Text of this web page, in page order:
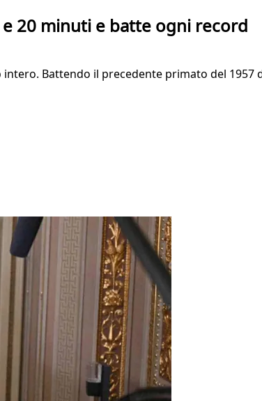
20 minuti e batte ogni record
Battendo il precedente primato del 1957